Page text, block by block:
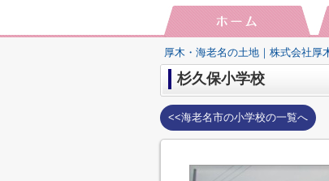
厚木・海老名の土地｜株式会社厚
杉久保小学校
<<海老名市の小学校の一覧へ